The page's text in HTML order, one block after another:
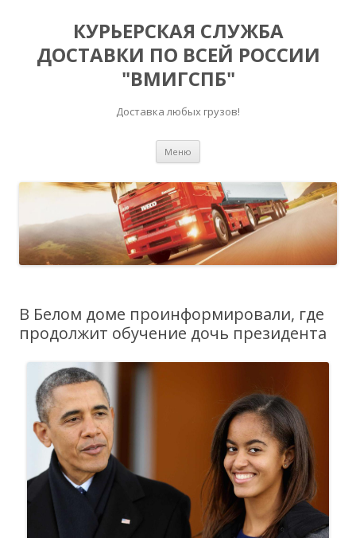
КУРЬЕРСКАЯ СЛУЖБА
ДОСТАВКИ ПО ВСЕЙ РОССИИ
"ВМИГСПБ"
Доставка любых грузов!
Меню
В Белом доме проинформировали, где
продолжит обучение дочь президента